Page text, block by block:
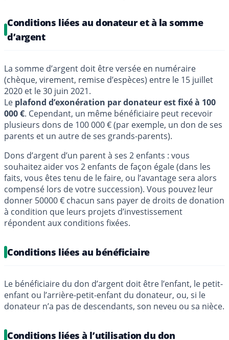
Conditions liées au donateur et à la somme
d’argent
La somme d’argent doit être versée en numéraire
(chèque, virement, remise d’espèces) entre le 15 juillet
2020 et le 30 juin 2021.
Le plafond d’exonération par donateur est fixé à 100
000 €. Cependant, un même bénéficiaire peut recevoir
plusieurs dons de 100 000 € (par exemple, un don de ses
parents et un autre de ses grands-parents).
Dons d’argent d’un parent à ses 2 enfants : vous
souhaitez aider vos 2 enfants de façon égale (dans les
faits, vous êtes tenu de le faire, ou l’avantage sera alors
compensé lors de votre succession). Vous pouvez leur
donner 50000 € chacun sans payer de droits de donation
à condition que leurs projets d’investissement
répondent aux conditions fixées.
Conditions liées au bénéficiaire
Le bénéficiaire du don d’argent doit être l’enfant, le petit-
enfant ou l’arrière-petit-enfant du donateur, ou, si le
donateur n’a pas de descendants, son neveu ou sa nièce.
Conditions liées à l’utilisation du don